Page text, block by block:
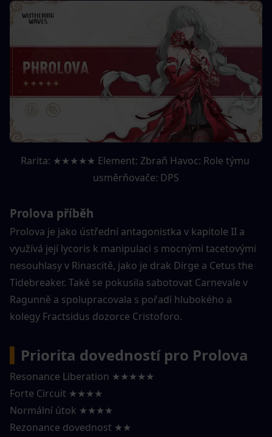
Rarita: ★★★★★ Element: Zbraň Havoc: Role týmu
usměrňovače: DPS
Prolova příběh
Prolova je jako ústřední antagonistka v kapitole II a
využívá její lycoris k manipulaci s mocnými tacetovými
nesouhlasy v Rinascitě, jako je drak Dirge a Cetus the
Tidebreaker. Také se pokusila sabotovat Carnevale v
Ragunně a spolupracovala s pořadí hlubokého a
kolegy Fractsidus dozorce Cristoforo.
Priorita dovedností pro Prolova
Resonance Liberation ★★★★★
Forte Circuit ★★★★
Normální útok ★★★★
Rezonance dovednost ★★